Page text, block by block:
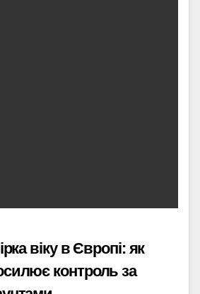
віку в Європі: як
контроль за